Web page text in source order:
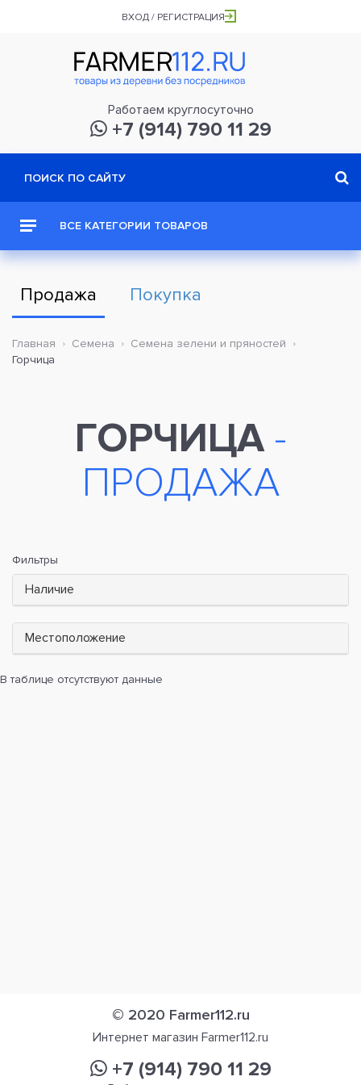
ВХОД / РЕГИСТРАЦИЯ
Работаем круглосуточно
+7 (914) 790 11 29
ВСЕ КАТЕГОРИИ ТОВАРОВ
Продажа Покупка
Главная Семена
Семена зелени и пряностей
Горчица
ГОРЧИЦА -
ПРОДАЖА
Фильтры
Наличие
Местоположение
В таблице отсутствуют данные
© 2020 Farmer112.ru
Интернет магазин Farmer112.ru
+7 (914) 790 11 29